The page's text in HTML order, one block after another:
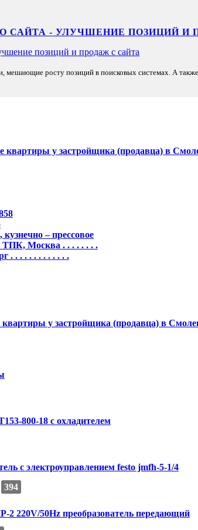
САЙТА - УЛУЧШЕНИЕ ПОЗИЦИЙ И
мешающие росту позиций в поисковых системах. А
у застройщика (продавца) в
– прессовое
Москва . . . . . . . .
. . . . . . . . . . . . .
у застройщика (продавца) в
800-18 с охладителем
с электроуправлением festo jmfh-5-1/4
394
220V/50Hz преобразователь передающий